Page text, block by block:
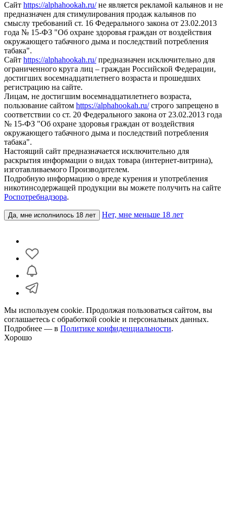
Сайт https://alphahookah.ru/не является рекламой кальянов и не
предназначен для стимулирования продаж кальянов по
смыслу требований ст. 16 Федерального закона от 23.02.2013
года № 15-ФЗ "Об охране здоровья граждан от воздействия
окружающего табачного дыма и последствий потребления
табака".
Сайт https://alphahookah.ru/предназначен исключительно для
ограниченного круга лиц – граждан Российской Федерации,
достигших восемнадцатилетнего возраста и прошедших
регистрацию на сайте.
Лицам, не достигшим восемнадцатилетнего возраста,
пользование сайтом https://alphahookah.ru/строго запрещено в
соответствии со ст. 20 Федерального закона от 23.02.2013 года
№ 15-ФЗ "Об охране здоровья граждан от воздействия
окружающего табачного дыма и последствий потребления
табака".
Настоящий сайт предназначается исключительно для
раскрытия информации о видах товара (интернет-витрина),
изготавливаемого Производителем.
Подробную информацию о вреде курения и употребления
никотинсодержащей продукции вы можете получить на сайте
Роспотребнадзора.
Да, мне исполнилось 18 лет Нет, мне меньше 18 лет
Мы используем cookie. Продолжая пользоваться сайтом, вы
соглашаетесь с обработкой cookie и персональных данных.
Подробнее — в Политике конфиденциальности.
Хорошо